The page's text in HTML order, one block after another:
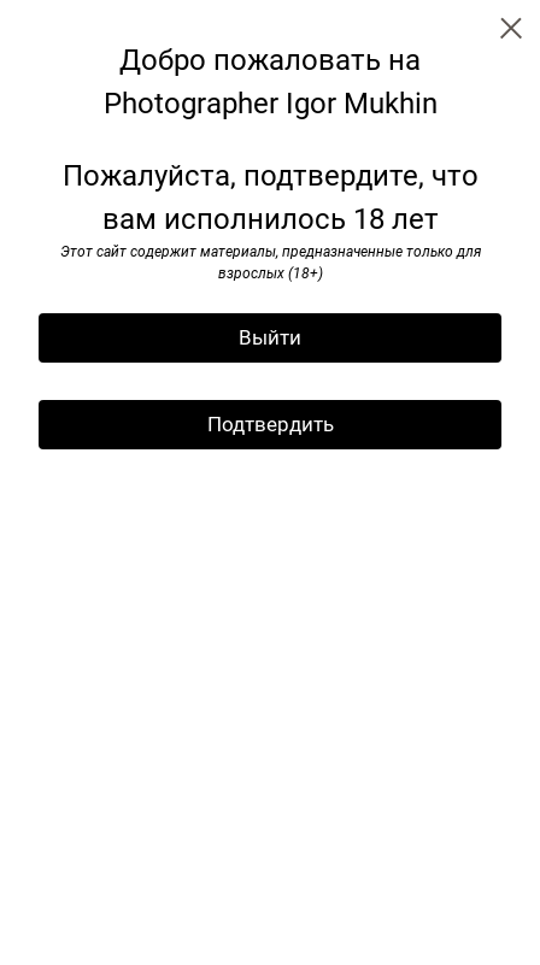
Добро пожаловать на
Photographer Igor Mukhin
Пожалуйста, подтвердите, что
вам исполнилось 18 лет
Этот сайт содержит материалы, предназначенные только для
взрослых (18+)
Выйти
Подтвердить
Paris. 1999